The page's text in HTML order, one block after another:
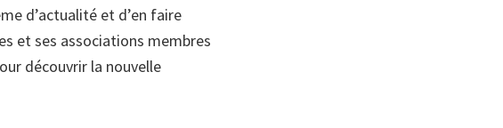
d’actualité et d’en faire
et ses associations membres
découvrir la nouvelle